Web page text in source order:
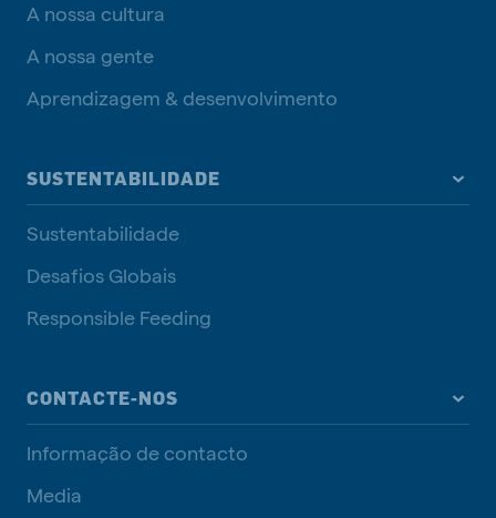
A nossa cultura
A nossa gente
Aprendizagem & desenvolvimento
SUSTENTABILIDADE
Sustentabilidade
Desafios Globais
Responsible Feeding
CONTACTE-NOS
Informação de contacto
Media